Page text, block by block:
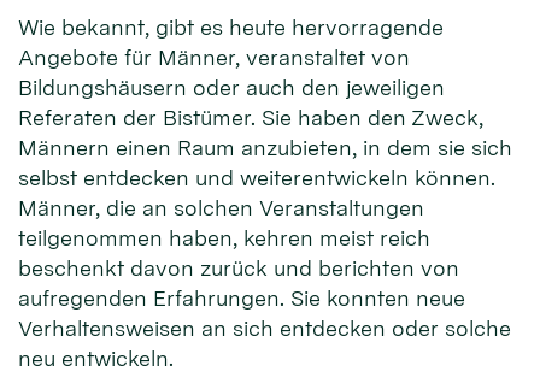
Wie bekannt, gibt es heute hervorragende
Angebote für Männer, veranstaltet von
Bildungshäusern oder auch den jeweiligen
Referaten der Bistümer. Sie haben den Zweck,
Männern einen Raum anzubieten, in dem sie sich
selbst entdecken und weiterentwickeln können.
Männer, die an solchen Veranstaltungen
teilgenommen haben, kehren meist reich
beschenkt davon zurück und berichten von
aufregenden Erfahrungen. Sie konnten neue
Verhaltensweisen an sich entdecken oder solche
neu entwickeln.